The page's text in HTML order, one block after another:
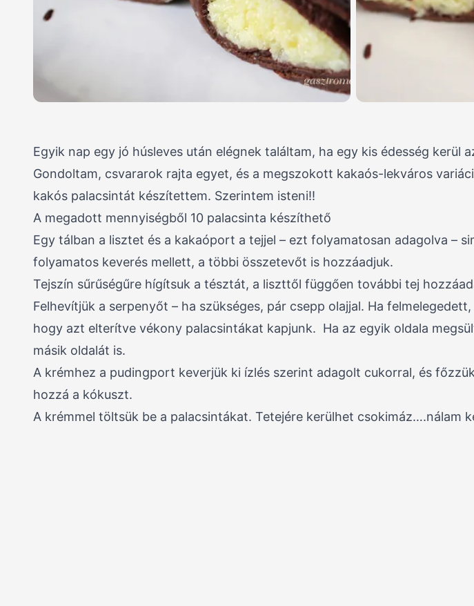
Egyik nap egy jó húsleves után elégnek találtam, ha egy kis édesség kerül
Gondoltam, csvararok rajta egyet, és a megszokott kakaós-lekváros
kakós palacsintát készítettem. Szerintem isteni!!
A megadott mennyiségből 10 palacsinta készíthető
Egy tálban a lisztet és a kakaóport a tejjel – ezt folyamatosan adagolva –
folyamatos keverés mellett, a többi összetevőt is hozzáadjuk.
Tejszín sűrűségűre hígítsuk a tésztát, a liszttől függően további tej
Felhevítjük a serpenyőt – ha szükséges, pár csepp olajjal. Ha
hogy azt elterítve vékony palacsintákat kapjunk. Ha az egyik oldala
másik oldalát is.
A krémhez a pudingport keverjük ki ízlés szerint adagolt cukorral, és
hozzá a kókuszt.
A krémmel töltsük be a palacsintákat. Tetejére kerülhet csokimáz….nálam